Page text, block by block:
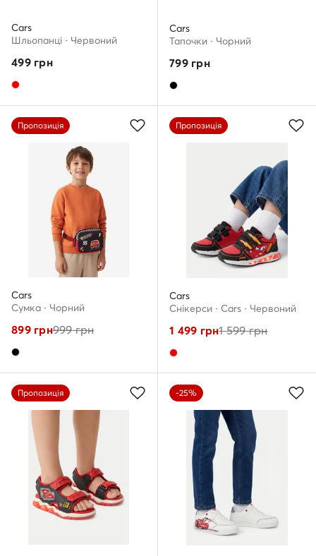
Cars
Шльопанці · Червоний
499грн
Cars
Тапочки · Чорний
799грн
Пропозиція
Cars
Сумка · Чорний
899грн999грн
Пропозиція
Cars
Снікерcи · Cars · Червоний
1 499 грн1 599грн
Пропозиція -25%